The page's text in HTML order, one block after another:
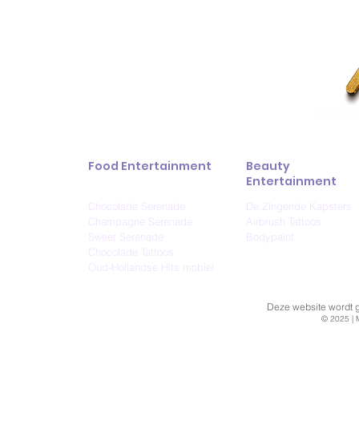
Food Entertainment
Chocolade Serenade
Champagne Serenade
Sweet Serenade
Chocolade Tattoos
Oud-Hollandse Hits mobiel
Beauty
Entertainment
De Zingende Kapsters
Airbrush Tattoos
Bodypaint
Deze website wordt
© 2025 |